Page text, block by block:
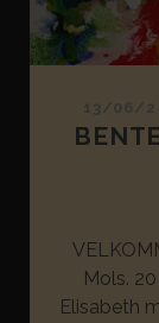
Mols.
Elisabeth